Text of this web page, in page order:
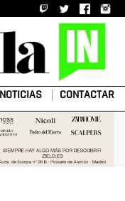
NOTICIAS CONTACTAR